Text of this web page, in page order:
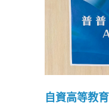
自資高等教